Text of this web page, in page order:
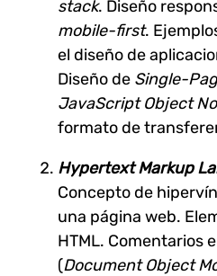
stack. Diseño
mobile-first.
el diseño de
Diseño de Single-
JavaScript Object
formato de
Hypertext Markup
Concepto de
una página web.
HTML. Comentarios
(Document Object